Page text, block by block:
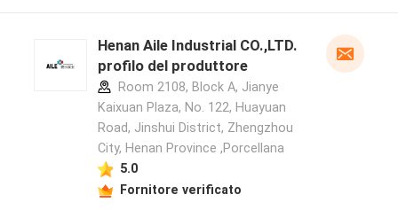
Henan Aile Industrial CO.,LTD.
profilo del produttore
Room 2108, Block A, Jianye
Kaixuan Plaza, No. 122, Huayuan
Road, Jinshui District, Zhengzhou
City, Henan Province ,Porcellana
5.0
Fornitore verificato